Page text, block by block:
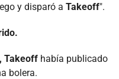
y disparó a Takeoff".
Takeoff había publicado
bolera.